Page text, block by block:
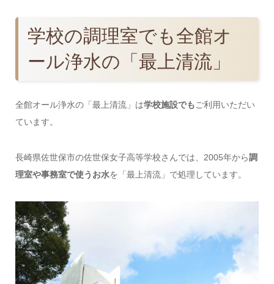
学校の調理室でも全館オ
ール浄水の「最上清流」
全館オール浄水の「最上清流」は学校施設でもご利用いただい
ています。
長崎県佐世保市の佐世保女子高等学校さんでは、2005年から調
理室や事務室で使うお水を「最上清流」で処理しています。